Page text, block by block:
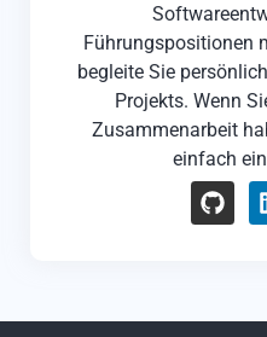
Führungspositionen
begleite Sie
Projekts. Wenn
Zusammenarbeit
einfach